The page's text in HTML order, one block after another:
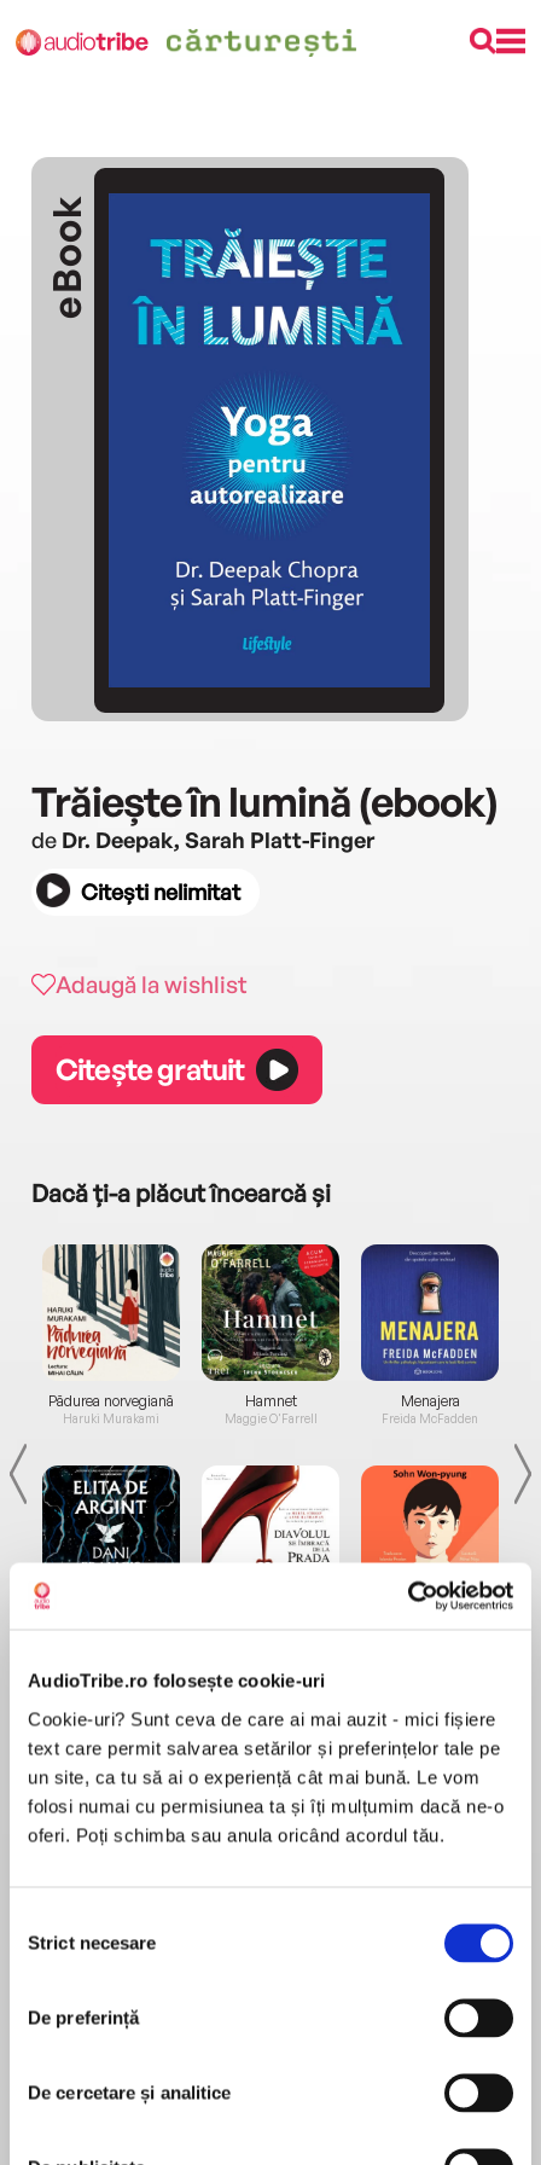
AudioTribe.ro folosește cookie-uri
Cookie-uri? Sunt ceva de care ai mai auzit - mici fișiere
text care permit salvarea setărilor și preferințelor tale pe
un site, ca tu să ai o experiență cât mai bună. Le vom
folosi numai cu permisiunea ta și îți mulțumim dacă ne-o
oferi. Poți schimba sau anula oricând acordul tău.
consimțământului
Strict necesare
De preferință
De cercetare și analitice
eBook
Trăiește în lumină (ebook)
de Dr. Deepak, Sarah Platt-Finger
Citești nelimitat
Adaugă la wishlist
Citește gratuit
Dacă ți-a plăcut încearcă și
Pădurea norvegiană
Haruki Murakami
Hamnet
Maggie O'Farrell
Menajera
Freida McFadden
Desprecarte
Yoga Regală este cea mai înaltă și mai
importantă dintre tradițiile yoga – o cale
tip wellness și vindecare din ziua de astăzi.
Orice ai face pentru a-ți îmbunătăți viața, Yoga
dorești; îți aduce lumină în toate experiențele,
lumină, îți accepți în mod deliberat și conștient
sinele autentic drept o ființă cu posibilități
pentru această carte